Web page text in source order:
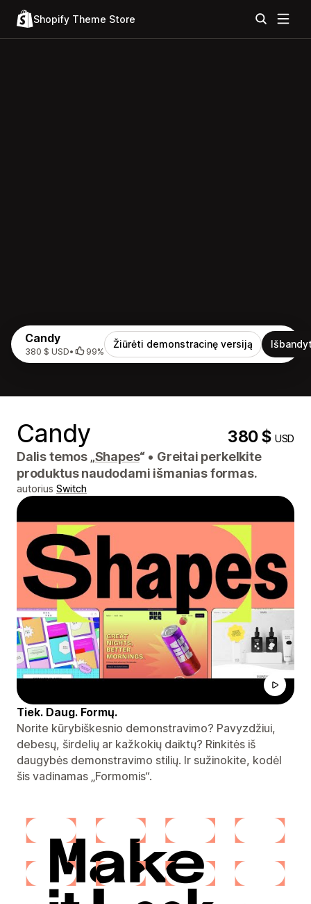
Shopify Theme Store
Candy
380 $ USD• 99%
Žiūrėti demonstracinę versiją
Candy 380 $USD
Dalis temos „Shapes“ • Greitai perkelkite
produktus naudodami išmanias formas.
autorius Switch
Tiek. Daug. Formų.
Norite kūrybiškesnio demonstravimo? Pavyzdžiui,
debesų, širdelių ar kažkokių daiktų? Rinkitės iš
daugybės demonstravimo stilių. Ir sužinokite, kodėl
šis vadinamas „Formomis“.